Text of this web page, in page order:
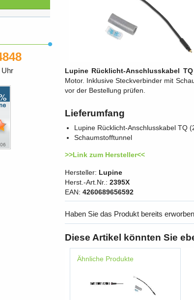
Lupine Rücklicht-Anschlusskabel TQ
Motor. Inklusive Steckverbinder mit
vor der Bestellung prüfen.
Lieferumfang
Lupine Rücklicht-Anschlusskabel TQ
Schaumstofftunnel
>>Link zum Hersteller<<
Hersteller: Lupine
Herst.-Art.Nr.: 2395X
EAN: 4260689656592
Haben Sie das Produkt bereits
Diese Artikel könnten Sie
Ähnliche Produkte
Uhr